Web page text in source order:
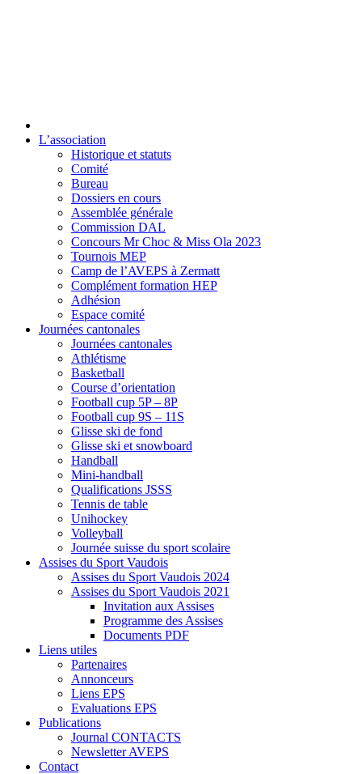
L’association
Historique et statuts
Comité
Bureau
Dossiers en cours
Assemblée générale
Commission DAL
Concours Mr Choc & Miss Ola 2023
Tournois MEP
Camp de l’AVEPS à Zermatt
Complément formation HEP
Adhésion
Espace comité
Journées cantonales
Journées cantonales
Athlétisme
Basketball
Course d’orientation
Football cup 5P – 8P
Football cup 9S – 11S
Glisse ski de fond
Glisse ski et snowboard
Handball
Mini-handball
Qualifications JSSS
Tennis de table
Unihockey
Volleyball
Journée suisse du sport scolaire
Assises du Sport Vaudois
Assises du Sport Vaudois 2024
Assises du Sport Vaudois 2021
Invitation aux Assises
Programme des Assises
Documents PDF
Liens utiles
Partenaires
Annonceurs
Liens EPS
Evaluations EPS
Publications
Journal CONTACTS
Newsletter AVEPS
Contact